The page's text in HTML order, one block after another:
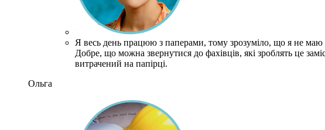
Я весь день працюю з паперами, тому зрозуміло, що я не
Добре, що можна звернутися до фахівців, які зроблять це
витрачений на папірці.
Ольга